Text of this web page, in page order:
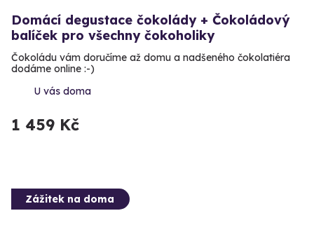
Domácí degustace čokolády + Čokoládový
balíček pro všechny čokoholiky
Čokoládu vám doručíme až domu a nadšeného čokolatiéra
dodáme online :-)
U vás doma
1 459 Kč
Zážitek na doma